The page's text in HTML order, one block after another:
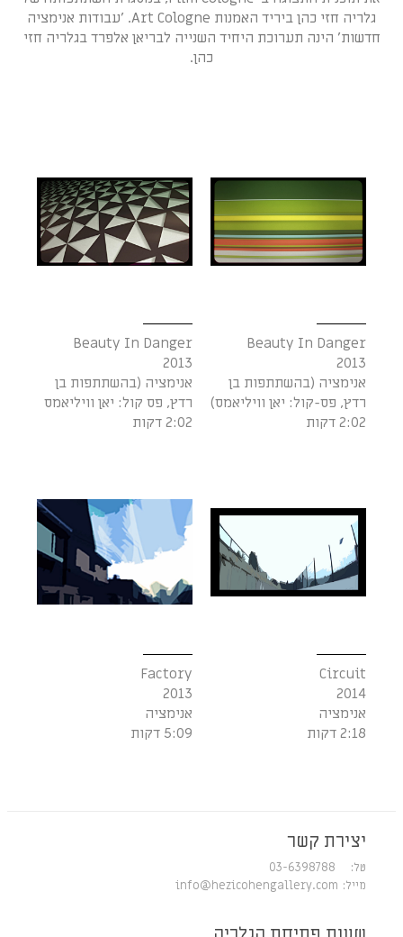
גלריה חזי כהן ביריד האמנות Art Cologne. 'עבודות אנימציה
חדשות' הינה תערוכת היחיד השנייה לבריאן אלפרד בגלריה חזי
כהן.
Beauty In Danger
2013
אנימציה (בהשתתפות בן
רדץ, פס-קול: יאן וויליאמס)
2:02 דקות
Beauty In Danger
2013
אנימציה (בהשתתפות בן
רדץ, פס קול: יאן וויליאמס
2:02 דקות
Circuit
2014
אנימציה
2:18 דקות
Factory
2013
אנימציה
5:09 דקות
יצירת קשר
טל: 03-6398788
מייל: info@hezicohengallery.com